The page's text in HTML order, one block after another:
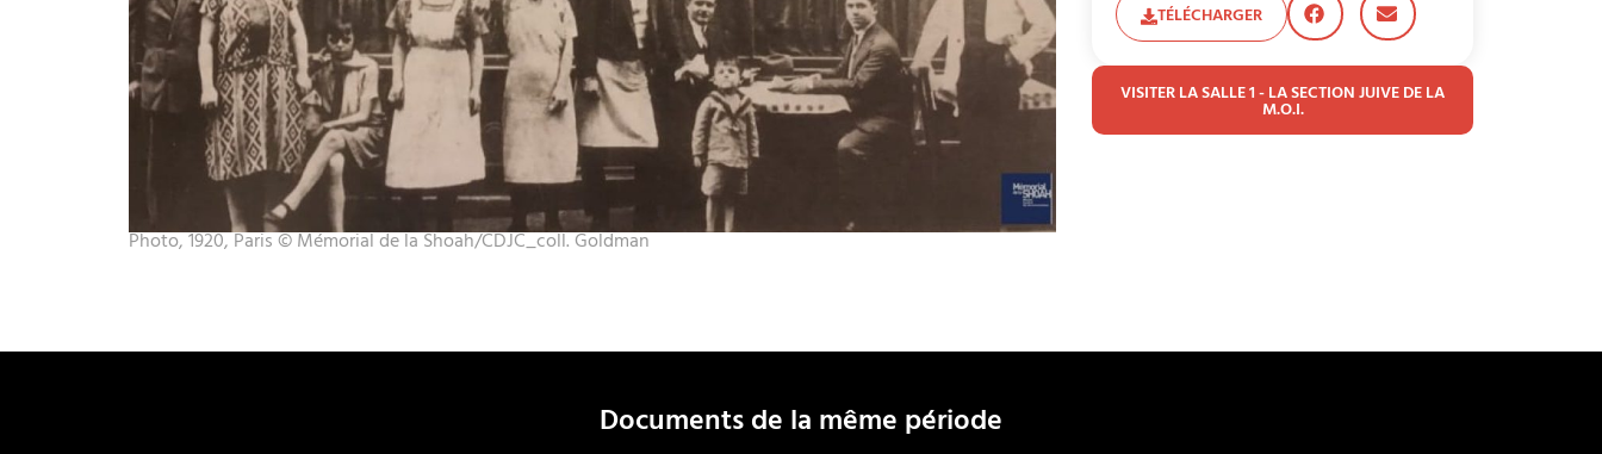
Photo, 1920, Paris © Mémorial de la Shoah/CDJC_coll. Goldman
TÉLÉCHARGER
VISITER LA SALLE 1 - LA SECTION JUIVE DE LA
M.O.I.
Documents de la même période